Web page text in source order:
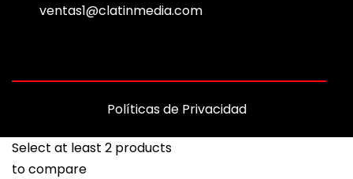
ventas1@clatinmedia.com
Políticas de Privacidad
Select at least 2 products
to compare